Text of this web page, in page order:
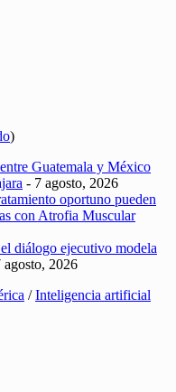
)
Guatemala y México
- 7 agosto, 2026
oportuno pueden
con Atrofia Muscular
diálogo ejecutivo modela
agosto, 2026
/Inteligencia artificial